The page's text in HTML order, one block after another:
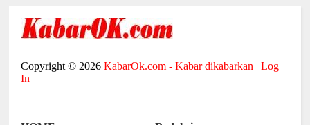
Copyright © 2026KabarOk.com - Kabar dikabarkan |Log
In